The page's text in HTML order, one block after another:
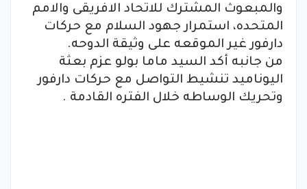
والمبعوث المشترك للاتحاد الافريقى والامم
المتحده، استمرار جهود السلام مع حركات
دارفور غير الموقعه على وثيقة الدوحه.
من جانبه أكد السيد ماما بولو عزم بعثة
اليوناميد تنشيط التواصل مع حركات دارفور
وتحريك الوساطه خلال الفتره القادمة .